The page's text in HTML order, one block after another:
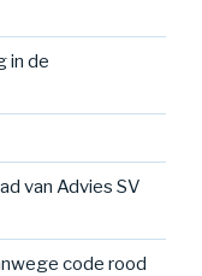
in de
van Advies SV
code rood